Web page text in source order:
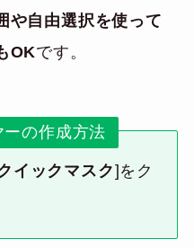
や自由選択を使って
OKです。
の作成方法
イックマスク]をク